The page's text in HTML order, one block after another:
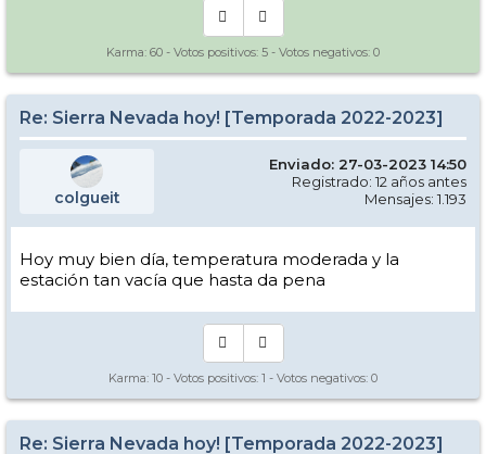
Karma: 60 - Votos positivos: 5 - Votos negativos: 0
Re: Sierra Nevada hoy! [Temporada 2022-2023]
colgueit
Enviado: 27-03-2023 14:50
Registrado: 12 años antes
Mensajes: 1.193
Hoy muy bien día, temperatura moderada y la
estación tan vacía que hasta da pena
Karma: 10 - Votos positivos: 1 - Votos negativos: 0
Re: Sierra Nevada hoy! [Temporada 2022-2023]